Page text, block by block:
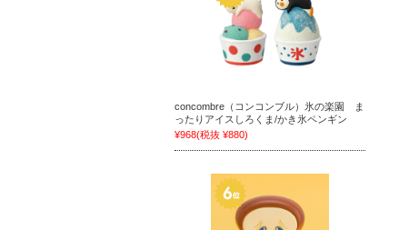
concombre（コンコンブル）氷の楽園 ま
ったりアイスしろくま/かき氷ペンギン
¥968(税抜 ¥880)